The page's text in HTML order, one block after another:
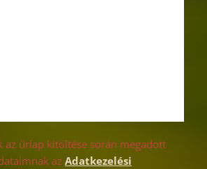
az űrlap kitöltése során megadott
az Adatkezelési